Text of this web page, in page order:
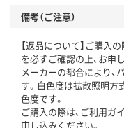
備考（ご注意）
【返品について】ご購入
を必ずご確認の上、お申
メーカーの都合により
す。白色度は拡散照明
色度です。
ご購入の際は、ご利用ガ
申し込みください。